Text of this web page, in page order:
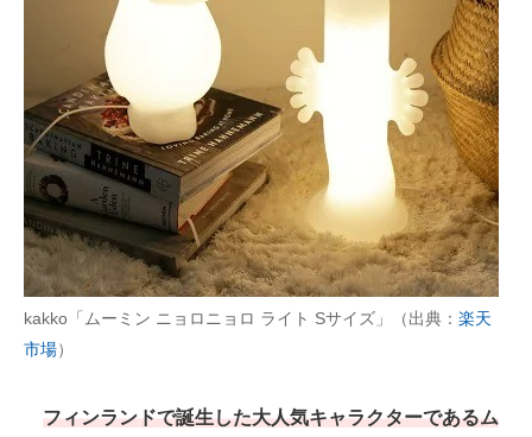
kakko「ムーミン ニョロニョロ ライト Sサイズ」（出典： 楽天
市場）
フィンランドで誕生した大人気キャラクターであるム